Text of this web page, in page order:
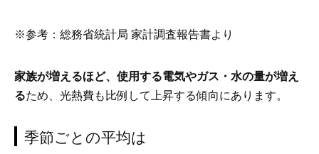
※参考：総務省統計局 家計調査報告書より
家族が増えるほど、使用する電気やガス・水の量が増え
るため、光熱費も比例して上昇する傾向にあります。
季節ごとの平均は